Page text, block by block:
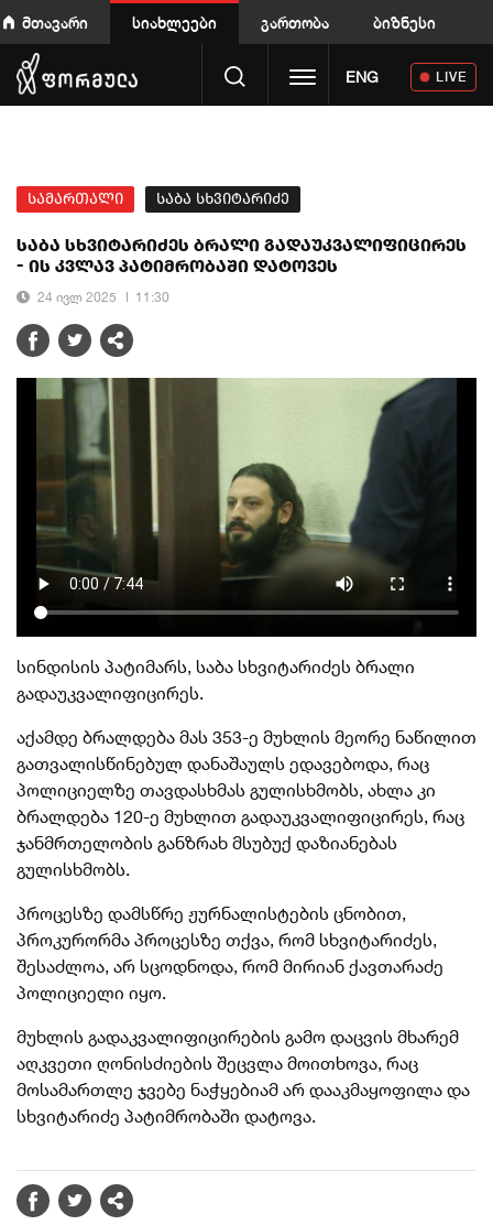
მთავარი სიახლეები გართობა ბიზნესი
Toggle navigation
ENG LIVE
სამართალი საბა სხვიტარიძე
საბა სხვიტარიძეს ბრალი გადაუკვალიფიცირეს
- ის კვლავ პატიმრობაში დატოვეს
24 ივლ 2025 11:30
სინდისის პატიმარს, საბა სხვიტარიძეს ბრალი
გადაუკვალიფიცირეს.
აქამდე ბრალდება მას 353-ე მუხლის მეორე ნაწილით
გათვალისწინებულ დანაშაულს ედავებოდა, რაც
პოლიციელზე თავდასხმას გულისხმობს, ახლა კი
ბრალდება 120-ე მუხლით გადაუკვალიფიცირეს, რაც
ჯანმრთელობის განზრახ მსუბუქ დაზიანებას
გულისხმობს.
პროცესზე დამსწრე ჟურნალისტების ცნობით,
პროკურორმა პროცესზე თქვა, რომ სხვიტარიძეს,
შესაძლოა, არ სცოდნოდა, რომ მირიან ქავთარაძე
პოლიციელი იყო.
მუხლის გადაკვალიფიცირების გამო დაცვის მხარემ
აღკვეთი ღონისძიების შეცვლა მოითხოვა, რაც
მოსამართლე ჯვებე ნაჭყებიამ არ დააკმაყოფილა და
სხვიტარიძე პატიმრობაში დატოვა.